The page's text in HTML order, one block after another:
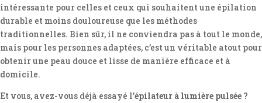
intéressante pour celles et ceux qui souhaitent une épilation
durable et moins douloureuse que les méthodes
traditionnelles. Bien sûr, il ne conviendra pas à tout le monde,
mais pour les personnes adaptées, c’est un véritable atout pour
obtenir une peau douce et lisse de manière efficace et à
domicile.
Et vous, avez-vous déjà essayé l’épilateur à lumière pulsée ?